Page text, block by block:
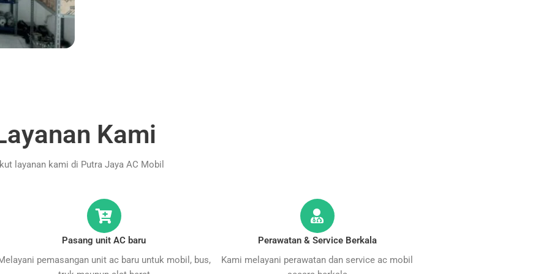
Kami
layanan kami di Putra Jaya AC Mobil
Pasang unit AC baru
pemasangan unit ac baru untuk mobil, bus,
Perawatan & Service Berkala
Kami melayani perawatan dan service ac mobil